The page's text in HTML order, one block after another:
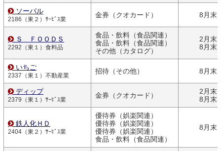
ソーバル
2186（東２）ｻｰﾋﾞｽ業
金券（クオカード） 8月末
Ｓ ＦＯＯＤＳ
2292（東１）食料品
食品・飲料（食品関連）
食品・飲料（食品関連）
その他（カタログ）
2月末
8月末
いちご
2337（東１）不動産業
招待（その他） 8月末
ディップ
2379（東１）ｻｰﾋﾞｽ業
金券（クオカード）
2月末
8月末
鉄人化ＨＤ
2404（東２）ｻｰﾋﾞｽ業
優待券（娯楽関連）
優待券（娯楽関連）
優待券（娯楽関連）
食品・飲料（食品関連）
8月末